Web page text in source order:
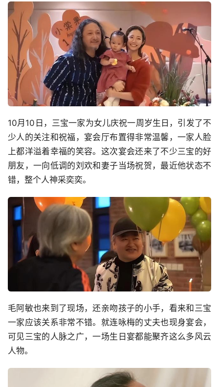
10月10日，三宝一家为女儿庆祝一周岁生日，引发了不
少人的关注和祝福，宴会厅布置得非常温馨，一家人脸
上都洋溢着幸福的笑容。这次宴会还来了不少三宝的好
朋友，一向低调的刘欢和妻子当场祝贺，最近他状态不
错，整个人神采奕奕。
毛阿敏也来到了现场，还亲吻孩子的小手，看来和三宝
一家应该关系非常不错。就连咏梅的丈夫也现身宴会，
可见三宝的人脉之广，一场生日宴都能聚齐这么多风云
人物。